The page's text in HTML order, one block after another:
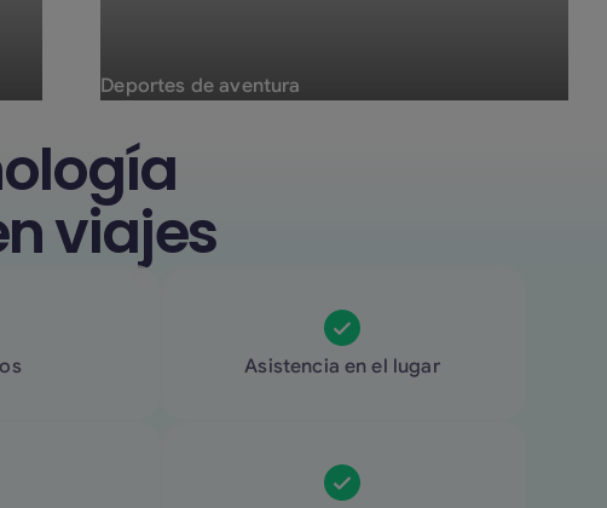
Deportes de aventura
viajes
Asistencia en el lugar